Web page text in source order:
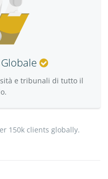
e tribunali di tutto il
150k clients globally.